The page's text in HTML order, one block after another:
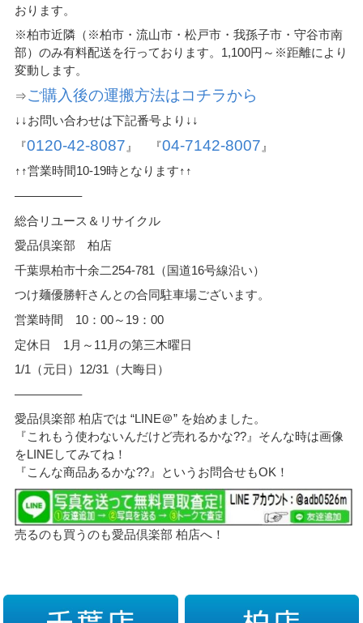
おります。
※柏市近隣（※柏市・流山市・松戸市・我孫子市・守谷市南
部）のみ有料配送を行っております。1,100円～※距離により
変動します。
⇒ご購入後の運搬方法はコチラから
↓↓お問い合わせは下記番号より↓↓
『0120-42-8087 』 『04-7142-8007 』
↑↑営業時間10-19時となります↑↑
—————–
総合リユース＆リサイクル
愛品倶楽部 柏店
千葉県柏市十余二254-781（国道16号線沿い）
つけ麺優勝軒さんとの合同駐車場ございます。
営業時間 10：00～19：00
定休日 1月～11月の第三木曜日
1/1（元日）12/31（大晦日）
—————–
愛品倶楽部 柏店では “LINE＠” を始めました。
『これもう使わないんだけど売れるかな??』そんな時は画像
をLINEしてみてね！
『こんな商品あるかな??』というお問合せもOK！
売るのも買うのも愛品倶楽部 柏店へ！